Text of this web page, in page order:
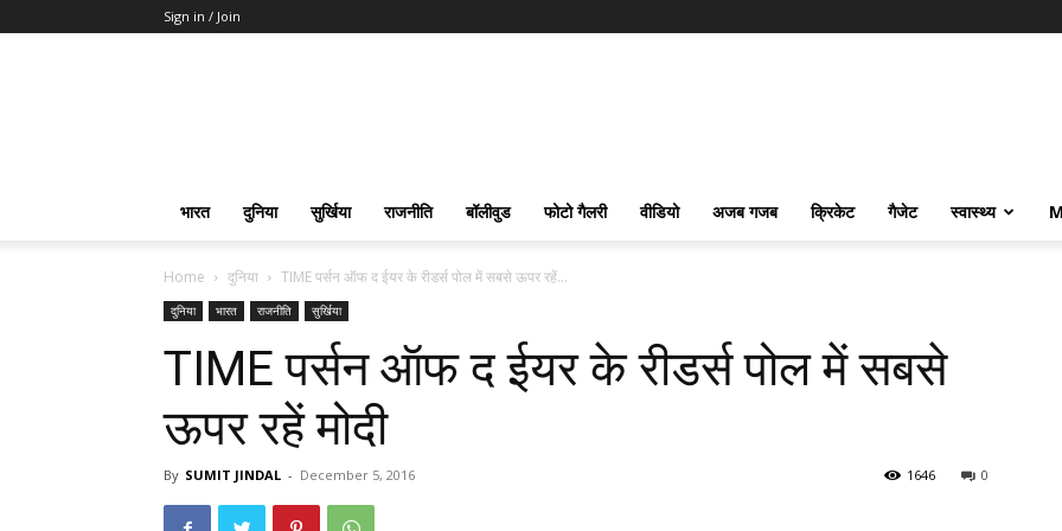
Sign in / Join
भारत दुनिया सुर्खिया राजनीति बॉलीवुड फोटो गैलरी वीडियो अजब गजब क्रिकेट गैजेट स्वास्थ्य
Home दुनिया TIME पर्सन ऑफ द ईयर के रीडर्स पोल में सबसे ऊपर रहें...
दुनिया भारत राजनीति सुर्खिया
TIME पर्सन ऑफ द ईयर के रीडर्स पोल में सबसे
ऊपर रहें मोदी
By SUMIT JINDAL - December 5, 2016 0
1646